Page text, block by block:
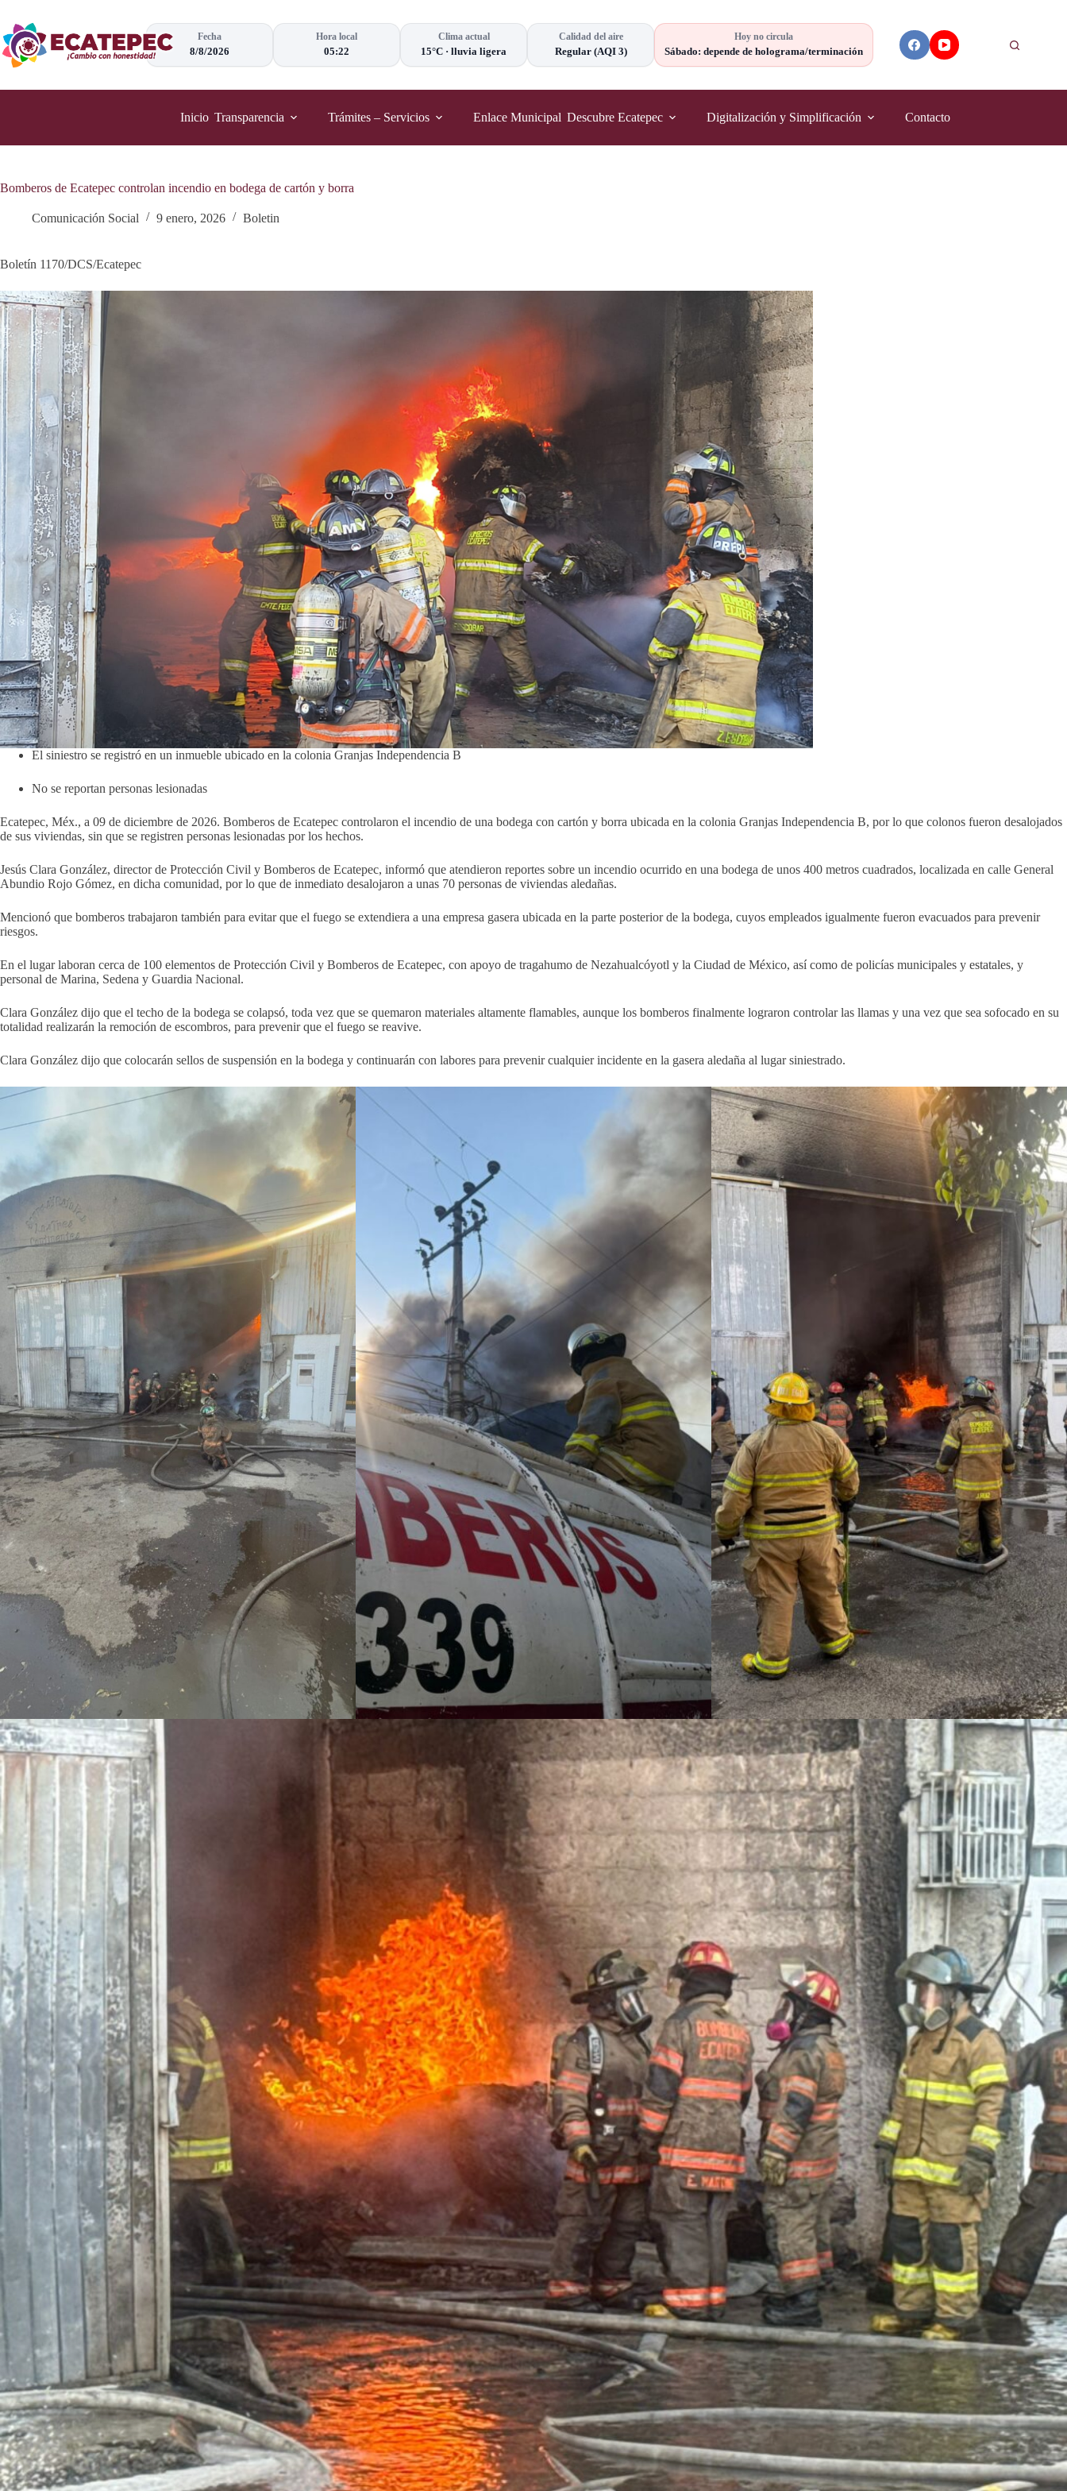
contenido
Fecha
8/8/2026
Hora local
05:22
Clima actual
15°C · lluvia ligera
Calidad del aire
Regular (AQI 3)
Hoy no circula
Sábado: depende de holograma/terminación
Inicio Transparencia Trámites – Servicios Enlace Municipal Descubre Ecatepec Digitalización y Simplificación Contacto
Bomberos de Ecatepec controlan incendio en bodega de cartón y borra
Comunicación Social 9 enero, 2026 Boletin
Boletín 1170/DCS/Ecatepec
El siniestro se registró en un inmueble ubicado en la colonia Granjas Independencia B
No se reportan personas lesionadas
Ecatepec, Méx., a 09 de diciembre de 2026. Bomberos de Ecatepec controlaron el incendio de una bodega con cartón y borra ubicada en la colonia Granjas Independencia B, por lo que colonos fueron desalojados
de sus viviendas, sin que se registren personas lesionadas por los hechos.
Jesús Clara González, director de Protección Civil y Bomberos de Ecatepec, informó que atendieron reportes sobre un incendio ocurrido en una bodega de unos 400 metros cuadrados, localizada en calle General
Abundio Rojo Gómez, en dicha comunidad, por lo que de inmediato desalojaron a unas 70 personas de viviendas aledañas.
Mencionó que bomberos trabajaron también para evitar que el fuego se extendiera a una empresa gasera ubicada en la parte posterior de la bodega, cuyos empleados igualmente fueron evacuados para prevenir
riesgos.
En el lugar laboran cerca de 100 elementos de Protección Civil y Bomberos de Ecatepec, con apoyo de tragahumo de Nezahualcóyotl y la Ciudad de México, así como de policías municipales y estatales, y
personal de Marina, Sedena y Guardia Nacional.
Clara González dijo que el techo de la bodega se colapsó, toda vez que se quemaron materiales altamente flamables, aunque los bomberos finalmente lograron controlar las llamas y una vez que sea sofocado en su
totalidad realizarán la remoción de escombros, para prevenir que el fuego se reavive.
Clara González dijo que colocarán sellos de suspensión en la bodega y continuarán con labores para prevenir cualquier incidente en la gasera aledaña al lugar siniestrado.